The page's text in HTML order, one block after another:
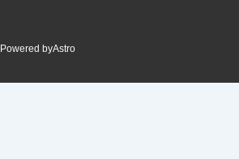
| Powered byAstro